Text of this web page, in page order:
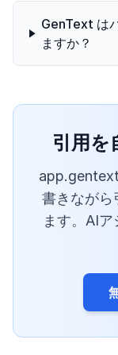
GenText は
ますか？
引用を
書きながら
ます。AI